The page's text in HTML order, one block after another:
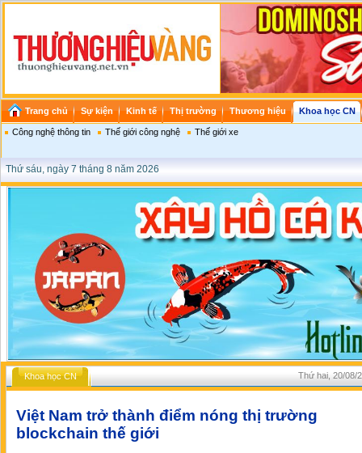
Trang chủ Sự kiện Kinh tế Thị trường Thương hiệu Khoa học CN
Công nghệ thông tin Thế giới công nghệ Thế giới xe
Thứ sáu, ngày 7 tháng 8 năm 2026
Khoa học CN Thứ hai, 20/08/
Việt Nam trở thành điểm nóng thị trường
blockchain thế giới